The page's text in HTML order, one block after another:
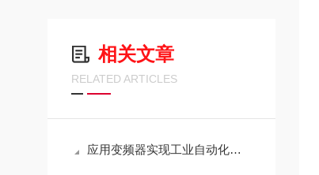
相关文章
RELATED ARTICLES
应用变频器实现工业自动化：优化生产流程与节约成本